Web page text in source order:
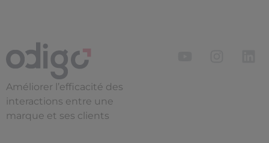
Améliorer l’efficacité des
interactions entre une
marque et ses clients